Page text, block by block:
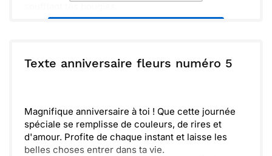
Je t'envoie plein d'ondes positives et de tendres
ou : Copier Recevoir par mail
Texte anniversaire fleurs numéro 5
Magnifique anniversaire à toi ! Que cette journée
spéciale se remplisse de couleurs, de rires et
d'amour. Profite de chaque instant et laisse les
belles choses entrer dans ta vie.